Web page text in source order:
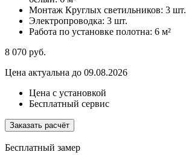
Монтаж Круглых светильников: 3 шт.
Электропроводка: 3 шт.
Работа по установке полотна: 6 м²
8 070 руб.
Цена актуальна до 09.08.2026
Цена с установкой
Бесплатный сервис
Заказать расчёт
Бесплатный замер